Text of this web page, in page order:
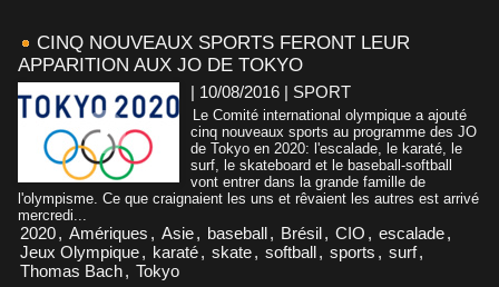
CINQ NOUVEAUX SPORTS FERONT LEUR
APPARITION AUX JO DE TOKYO
| 10/08/2016 | SPORT
Le Comité international olympique a ajouté
cinq nouveaux sports au programme des JO
de Tokyo en 2020: l'escalade, le karaté, le
surf, le skateboard et le baseball-softball
vont entrer dans la grande famille de
l'olympisme. Ce que craignaient les uns et rêvaient les autres est arrivé
mercredi...
2020, Amériques , Asie, baseball, Brésil, CIO , escalade,
Jeux Olympique, karaté, skate, softball, sports , surf,
Thomas Bach, Tokyo